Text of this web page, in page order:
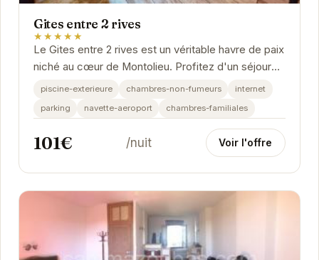
Gites entre 2 rives
★★★★★
Le Gites entre 2 rives est un véritable havre de paix
niché au cœur de Montolieu. Profitez d'un séjour
relaxant dans un cadre idyllique, entre...
piscine-exterieure chambres-non-fumeurs
internet
parking
navette-aeroport chambres-familiales
101€ /nuit Voir l'offre